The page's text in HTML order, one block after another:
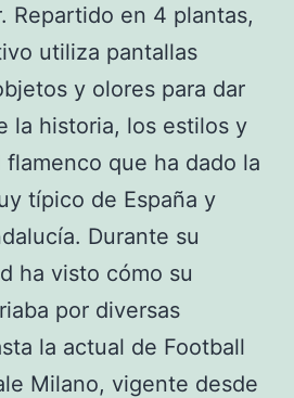
Repartido en 4 plantas,
utiliza pantallas
y olores para dar
la historia, los estilos y
que ha dado la
típico de España y
Durante su
ha visto cómo su
por diversas
la actual de Football
Milano, vigente desde